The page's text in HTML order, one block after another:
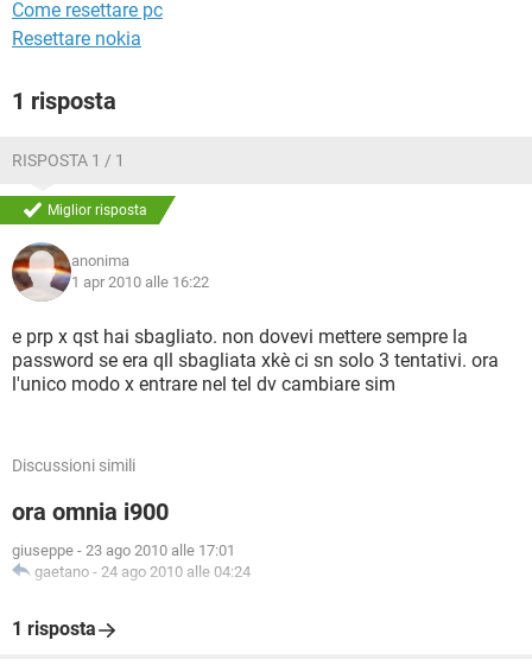
Come resettare pc
Resettare nokia
1 risposta
RISPOSTA 1 / 1
Miglior risposta
anonima
1 apr 2010 alle 16:22
e prp x qst hai sbagliato. non dovevi mettere sempre la
password se era qll sbagliata xkè ci sn solo 3 tentativi. ora
l'unico modo x entrare nel tel dv cambiare sim
Discussioni simili
ora omnia i900
giuseppe - 23 ago 2010 alle 17:01
gaetano - 24 ago 2010 alle 04:24
1 risposta